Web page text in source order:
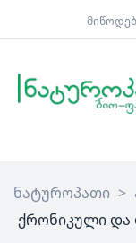
ნატუროპათი >
ქრონიკული